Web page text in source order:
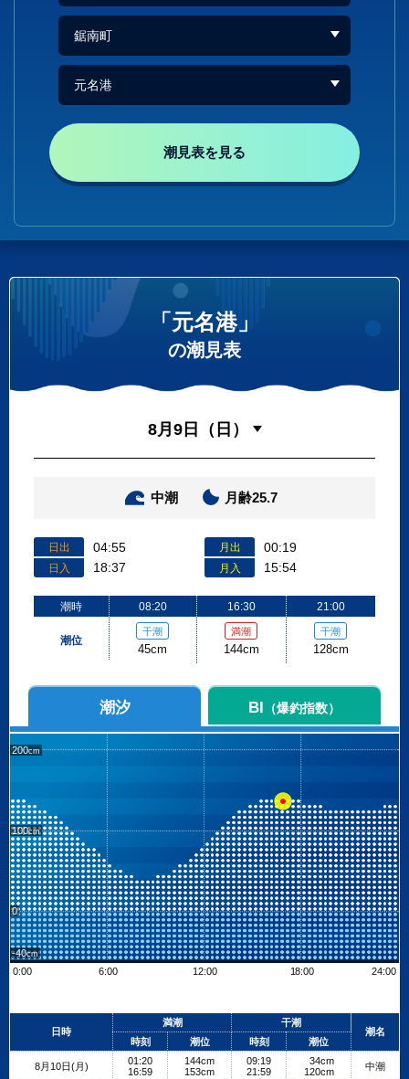
潮見表を見る
「元名港」
の潮見表
中潮 月齢25.7
日出 04:55
日入 18:37
月出 00:19
月入 15:54
潮時
潮位
08:20
干潮
45cm
16:30
満潮
144cm
21:00
干潮
128cm
潮汐 BI （爆釣指数）
200
100
0
-40
0:00
6:00 12:00 18:00 24:00
+
日時
満潮
干潮
潮名
時刻
潮位 時刻 潮位
8月10日(月)
01:20
16:59
144cm
153cm
09:19
21:59
34cm
120cm
中潮